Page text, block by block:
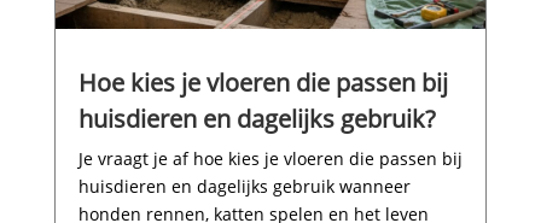
Hoe kies je vloeren die passen bij
huisdieren en dagelijks gebruik?
Je vraagt je af hoe kies je vloeren die passen bij
huisdieren en dagelijks gebruik wanneer
honden rennen, katten spelen en het leven